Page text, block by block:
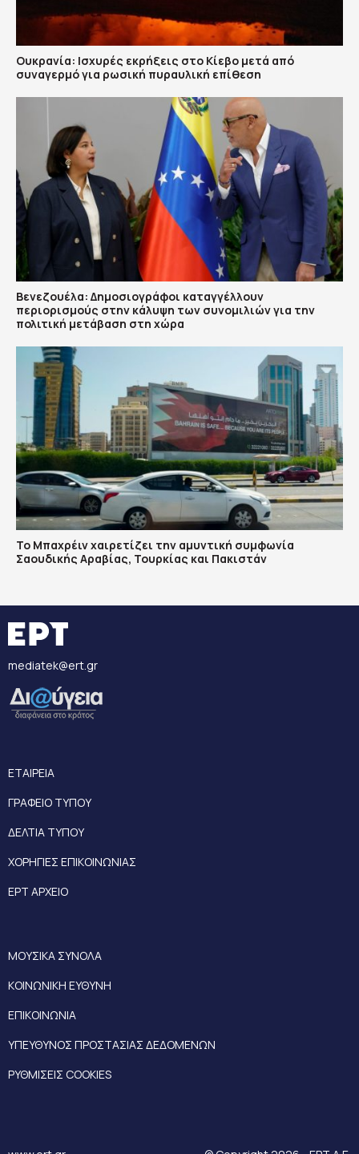
Ουκρανία: Ισχυρές εκρήξεις στο Κίεβο μετά από
συναγερμό για ρωσική πυραυλική επίθεση
Βενεζουέλα: Δημοσιογράφοι καταγγέλλουν
περιορισμούς στην κάλυψη των συνομιλιών για την
πολιτική μετάβαση στη χώρα
Το Μπαχρέιν χαιρετίζει την αμυντική συμφωνία
Σαουδικής Αραβίας, Τουρκίας και Πακιστάν
mediatek@ert.gr
ΕΤΑΙΡΕΙΑ
ΓΡΑΦΕΙΟ ΤΥΠΟΥ
ΔΕΛΤΙΑ ΤΥΠΟΥ
ΧΟΡΗΓΙΕΣ ΕΠΙΚΟΙΝΩΝΙΑΣ
ΕΡΤ ΑΡΧΕΙΟ
ΜΟΥΣΙΚΑ ΣΥΝΟΛΑ
ΚΟΙΝΩΝΙΚΗ ΕΥΘΥΝΗ
ΕΠΙΚΟΙΝΩΝΙΑ
ΥΠΕΥΘΥΝΟΣ ΠΡΟΣΤΑΣΙΑΣ ΔΕΔΟΜΕΝΩΝ
ΡΥΘΜΙΣΕΙΣ COOKIES